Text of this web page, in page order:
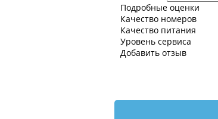
Подробные оценки
Качество номеров
Качество питания
Уровень сервиса
Добавить отзыв